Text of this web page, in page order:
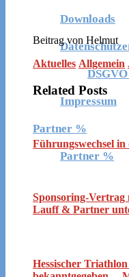
Downloads
Impressum
Partner %
Partner %
Beitrag von Helmut
Aktuelles Allgemein
Related Posts
Führungswechsel
Sponsoring-Vertrag
Lauff & Partner
Hessischer